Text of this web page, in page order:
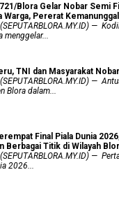
Blora Gelar Nobar Semi
Warga, Pererat
—
menggelar...
TNI dan Masyarakat
—
Blora dalam...
Final Piala Dunia
Berbagai Titik di Wilayah
—
2026...